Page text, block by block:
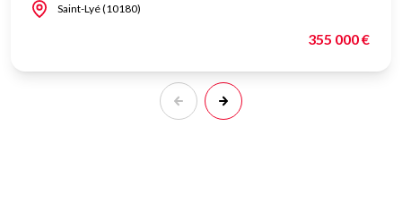
Saint-Lyé (10180)
355 000 €